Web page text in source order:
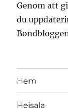
Genom att
du
Hem
Heisala